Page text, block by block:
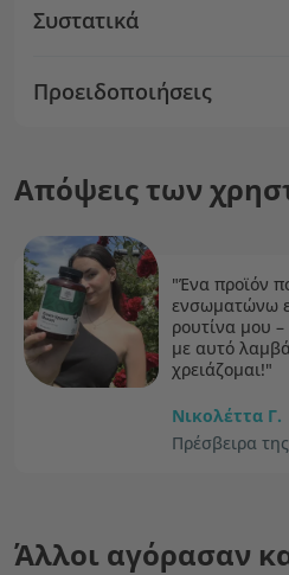
Συστατικά
Προειδοποιήσεις
Απόψεις των
"Ένα προϊόν
ενσωματώνω
ρουτίνα μου
με αυτό
χρειάζομαι!"
Νικολέττα Γ.
Πρέσβειρα
Άλλοι αγόρασαν